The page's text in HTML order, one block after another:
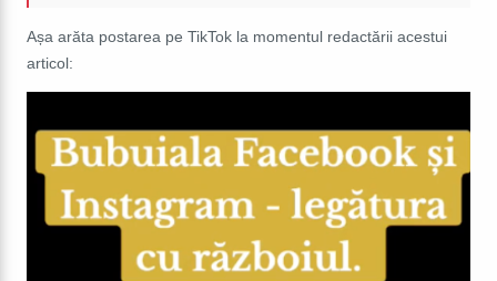
Așa arăta postarea pe TikTok la momentul redactării acestui
articol: